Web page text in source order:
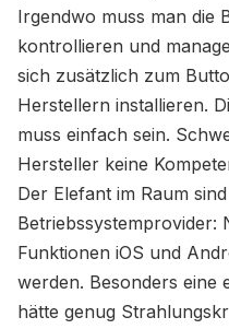
Irgendwo muss man die
kontrollieren und
sich zusätzlich zum
Herstellern installieren.
muss einfach sein.
Hersteller keine
Der Elefant im Raum
Betriebssystemprovider:
Funktionen iOS und
werden. Besonders eine
hätte genug